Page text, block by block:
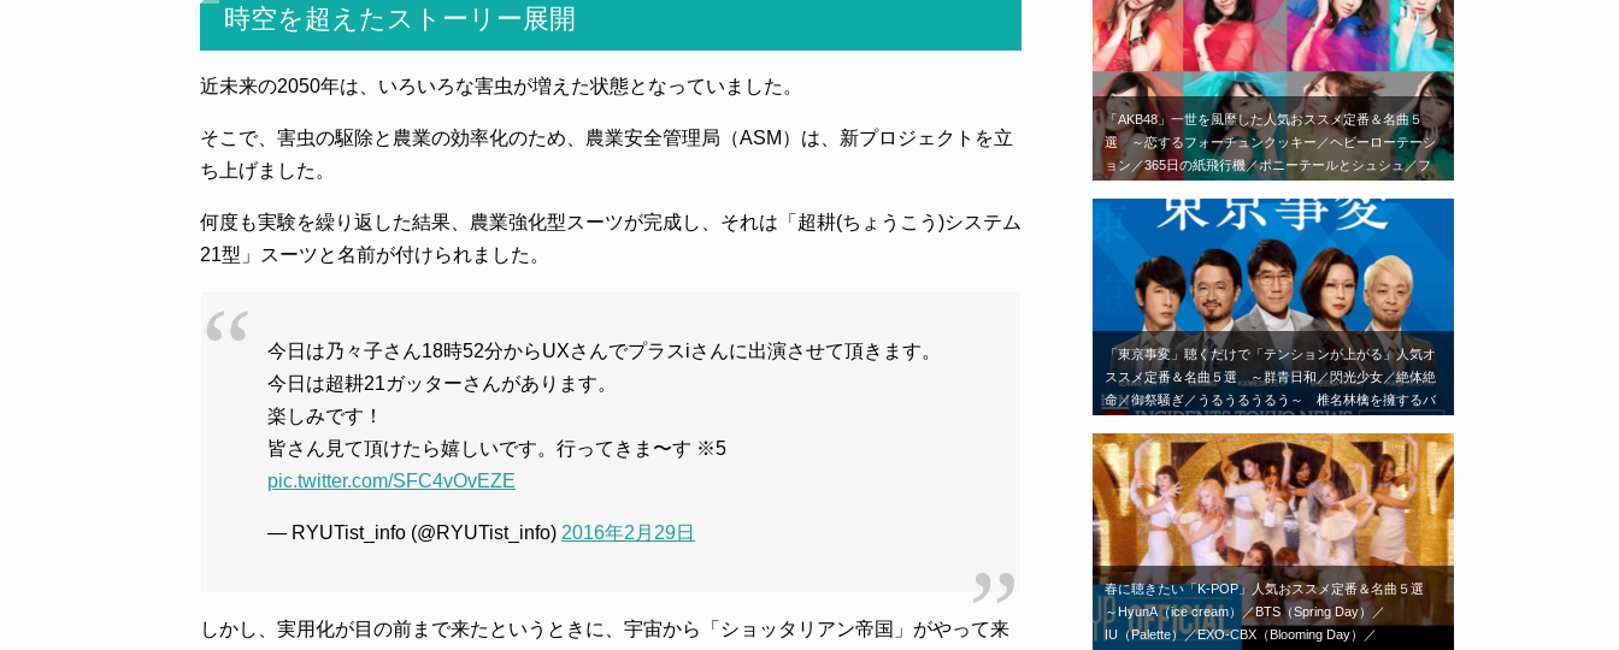
時空を超えたストーリー展開
近未来の2050年は、いろいろな害虫が増えた状態となっていました。
そこで、害虫の駆除と農業の効率化のため、農業安全管理局（ASM）は、新プロジェクトを立
ち上げました。
何度も実験を繰り返した結果、農業強化型スーツが完成し、それは「超耕(ちょうこう)システム
21型」スーツと名前が付けられました。
今日は乃々子さん18時52分からUXさんでプラスiさんに出演させて頂きます。
今日は超耕21ガッターさんがあります。
楽しみです！
皆さん見て頂けたら嬉しいです。行ってきま〜す ※5
pic.twitter.com/SFC4vOvEZE
— RYUTist_info (@RYUTist_info) 2016年2月29日
しかし、実用化が目の前まで来たというときに、宇宙から「ショッタリアン帝国」がやって来
「AKB48」一世を風靡した人気おススメ定番＆名曲５
選 ～恋するフォーチュンクッキー／ヘビーローテーシ
ョン／365日の紙飛行機／ポニーテールとシュシュ／フ
がコンセプトの「AKB48」エモい神曲はこれだ！
「東京事変」聴くだけで「テンションが上がる」人気オ
ススメ定番＆名曲５選 ～群青日和／閃光少女／絶体絶
命／御祭騒ぎ／うるうるうるう～ 椎名林檎を擁するバ
春に聴きたい「K-POP」人気おススメ定番＆名曲５選
～HyunA（ice cream）／BTS（Spring Day）／
IU（Palette）／EXO-CBX（Blooming Day）／